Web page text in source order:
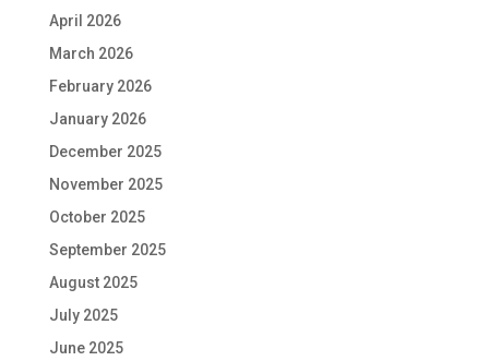
April 2026
March 2026
February 2026
January 2026
December 2025
November 2025
October 2025
September 2025
August 2025
July 2025
June 2025